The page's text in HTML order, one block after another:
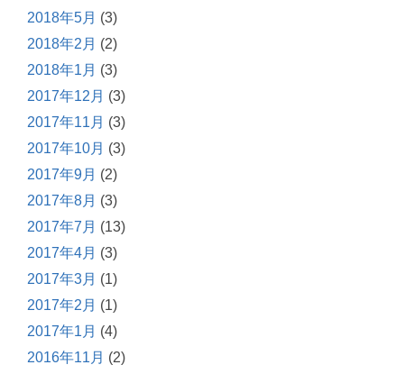
2018年5月 (3)
2018年2月 (2)
2018年1月 (3)
2017年12月 (3)
2017年11月 (3)
2017年10月 (3)
2017年9月 (2)
2017年8月 (3)
2017年7月 (13)
2017年4月 (3)
2017年3月 (1)
2017年2月 (1)
2017年1月 (4)
2016年11月 (2)